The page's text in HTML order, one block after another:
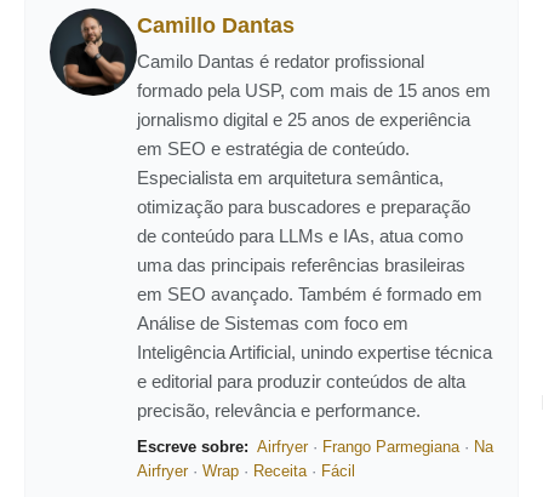
Camillo Dantas
Camilo Dantas é redator profissional
formado pela USP, com mais de 15 anos em
jornalismo digital e 25 anos de experiência
em SEO e estratégia de conteúdo.
Especialista em arquitetura semântica,
otimização para buscadores e preparação
de conteúdo para LLMs e IAs, atua como
uma das principais referências brasileiras
em SEO avançado. Também é formado em
Análise de Sistemas com foco em
Inteligência Artificial, unindo expertise técnica
e editorial para produzir conteúdos de alta
precisão, relevância e performance.
Escreve sobre: Airfryer· Frango Parmegiana· Na
Airfryer· Wrap · Receita· Fácil